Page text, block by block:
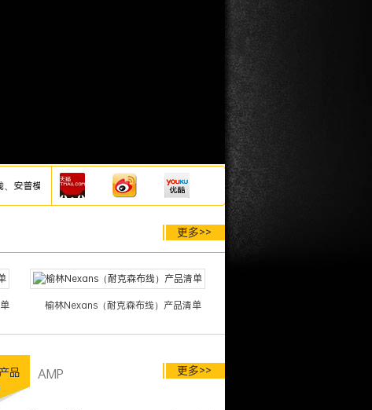
、耐克森网线、泛达网线、施耐德网线模块配线架等综合布线产品，厂家仓库直发
更多>>
榆林Nexans（耐克森布线）产品清单
品 AMP 更多>>